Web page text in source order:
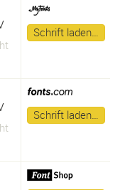
Schrift laden…
Schrift laden…